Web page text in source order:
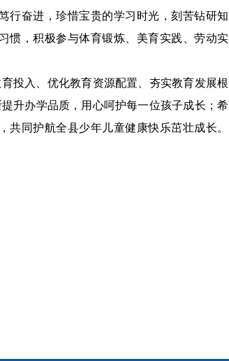
行奋进，珍惜宝贵的学习时光，刻苦钻研知
惯，积极参与体育锻炼、美育实践、劳动实
投入、优化教育资源配置、夯实教育发展根
升办学品质，用心呵护每一位孩子成长；希
同护航全县少年儿童健康快乐茁壮成长。